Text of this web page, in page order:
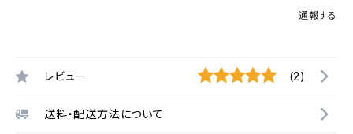
通報する
レビュー (2)
送料・配送方法について